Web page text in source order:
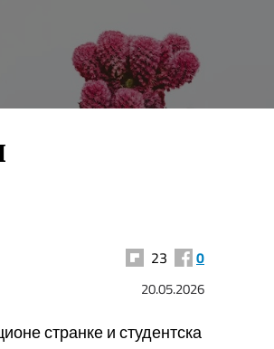
23 0
20.05.2026
странке и студентска